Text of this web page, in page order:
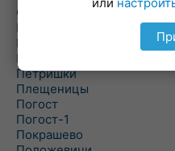
Острошицкий Городок
Пасека
Пастовичи
Першаи
Петришки
Плещеницы
Погост
Погост-1
Покрашево